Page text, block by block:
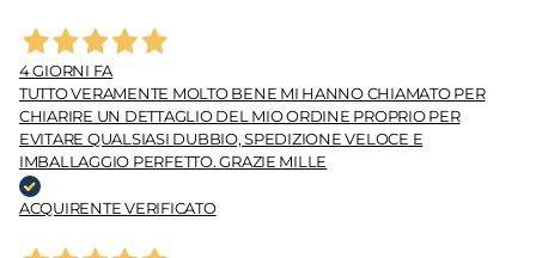
4 GIORNI FA
TUTTO VERAMENTE MOLTO BENE MI HANNO CHIAMATO PER
CHIARIRE UN DETTAGLIO DEL MIO ORDINE PROPRIO PER
EVITARE QUALSIASI DUBBIO, SPEDIZIONE VELOCE E
IMBALLAGGIO PERFETTO. GRAZIE MILLE
ACQUIRENTE VERIFICATO